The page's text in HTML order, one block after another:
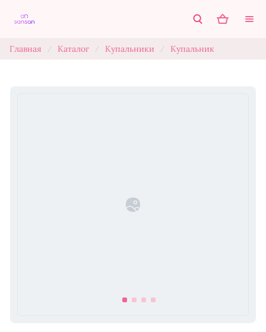
Главная / Каталог / Купальники / Купальник
itemitemitemitem